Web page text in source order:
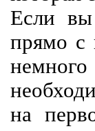
Если вы
прямо с
на